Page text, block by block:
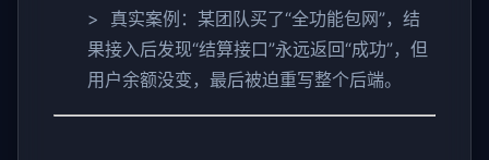
> 真实案例：某团队买了“全功能包网”，结
果接入后发现“结算接口”永远返回“成功”，但
用户余额没变，最后被迫重写整个后端。